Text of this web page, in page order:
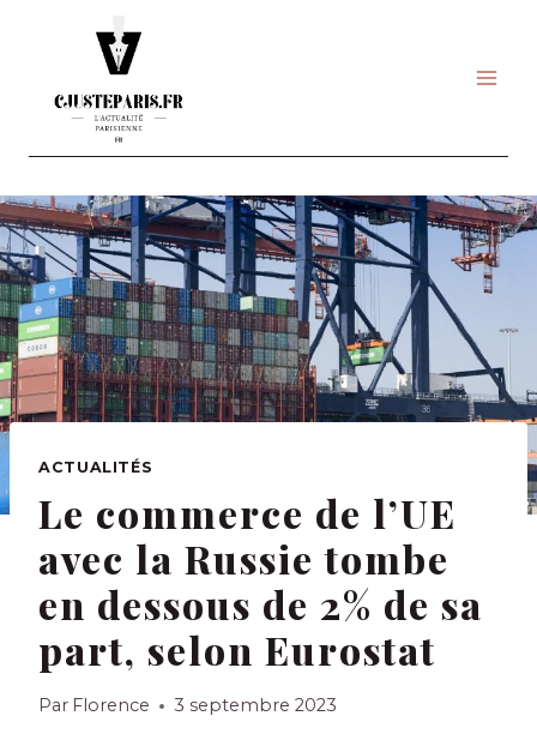
ACTUALITÉS
Le commerce de l’UE
avec la Russie tombe
en dessous de 2% de sa
part, selon Eurostat
Par Florence 3 septembre 2023